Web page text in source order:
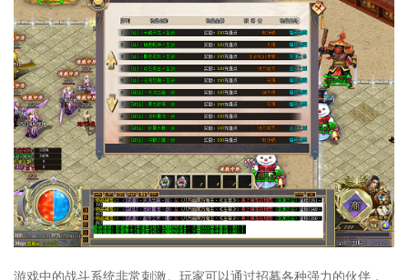
游戏中的战斗系统非常刺激。玩家可以通过招募各种强力的伙伴，